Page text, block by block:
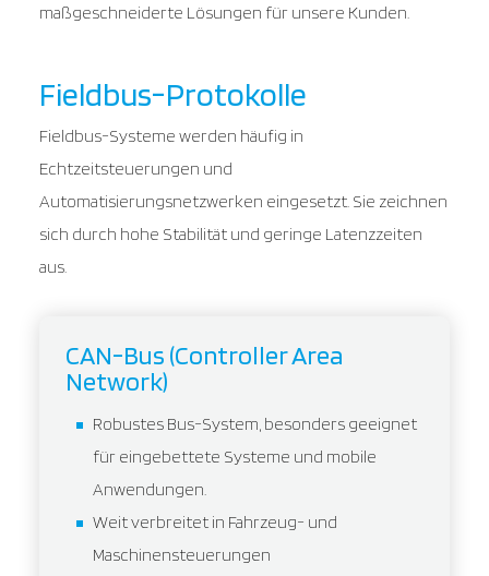
maßgeschneiderte Lösungen für unsere Kunden.
Fieldbus-Protokolle
Fieldbus-Systeme werden häufig in
Echtzeitsteuerungen und
Automatisierungsnetzwerken eingesetzt. Sie zeichnen
sich durch hohe Stabilität und geringe Latenzzeiten
aus.
CAN-Bus (Controller Area
Network)
Robustes Bus-System, besonders geeignet
für eingebettete Systeme und mobile
Anwendungen.
Weit verbreitet in Fahrzeug- und
Maschinensteuerungen